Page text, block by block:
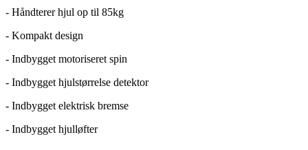
- Håndterer hjul op til 85kg
- Kompakt design
- Indbygget motoriseret spin
- Indbygget hjulstørrelse detektor
- Indbygget elektrisk bremse
- Indbygget hjulløfter